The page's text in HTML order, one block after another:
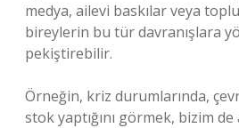
medya, ailevi baskılar veya
bireylerin bu tür davranışlara
pekiştirebilir.
Örneğin, kriz durumlarında,
stok yaptığını görmek, bizim